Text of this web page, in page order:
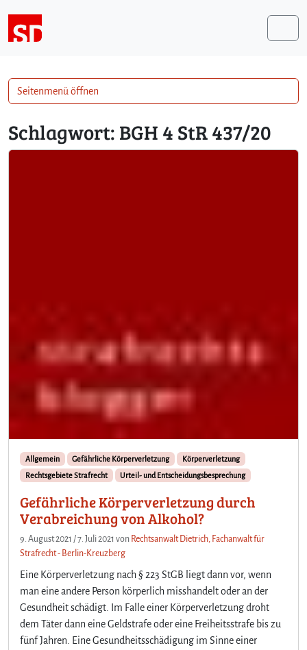
Schlagwort: BGH 4 StR 437/20
Allgemein Gefährliche Körperverletzung
Körperverletzung
Rechtsgebiete Strafrecht
Urteil- und Entscheidungsbesprechung
Gefährliche Körperverletzung durch
Verabreichung von Alkohol?
9. August 2021 /7. Juli 2021 von Rechtsanwalt Dietrich, Fachanwalt für
Strafrecht - Berlin-Kreuzberg
Eine Körperverletzung nach § 223 StGB liegt dann vor, wenn
man eine andere Person körperlich misshandelt oder an der
Gesundheit schädigt. Im Falle einer Körperverletzung droht
dem Täter dann eine Geldstrafe oder eine Freiheitsstrafe bis zu
fünf Jahren. Eine Gesundheitsschädigung im Sinne einer
Seitenmenü öffnen